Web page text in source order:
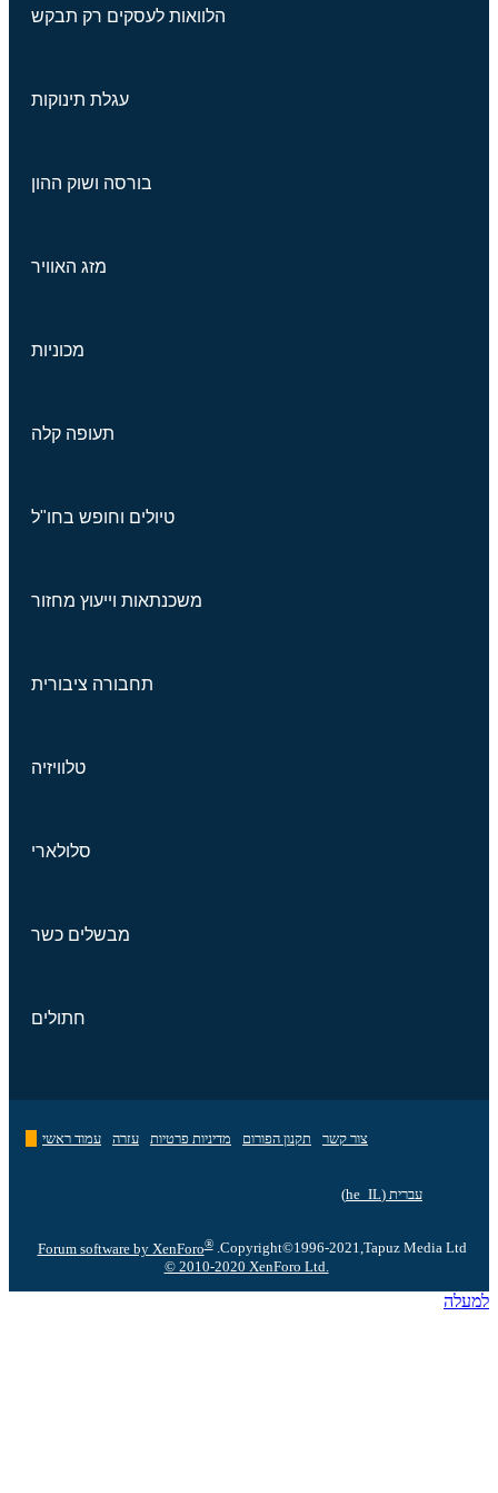
הלוואות לעסקים רק תבקש
עגלת תינוקות
בורסה ושוק ההון
מזג האוויר
מכוניות
תעופה קלה
טיולים וחופש בחו"ל
משכנתאות וייעוץ מחזור
תחבורה ציבורית
טלוויזיה
סלולארי
מבשלים כשר
חתולים
צור קשר תקנון הפורום מדיניות פרטיות עזרה עמוד ראשי
עברית (he_IL)
Copyright©1996-2021,Tapuz Media Ltd.
Forum software by XenForo ®
© 2010-2020 XenForo Ltd.